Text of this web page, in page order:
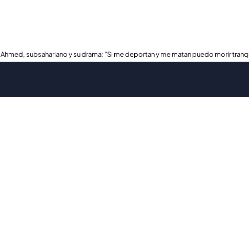
Ahmed, subsahariano y su drama: "Si me deportan y me matan puedo morir